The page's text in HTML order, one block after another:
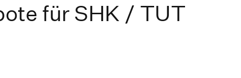
für SHK / TUT